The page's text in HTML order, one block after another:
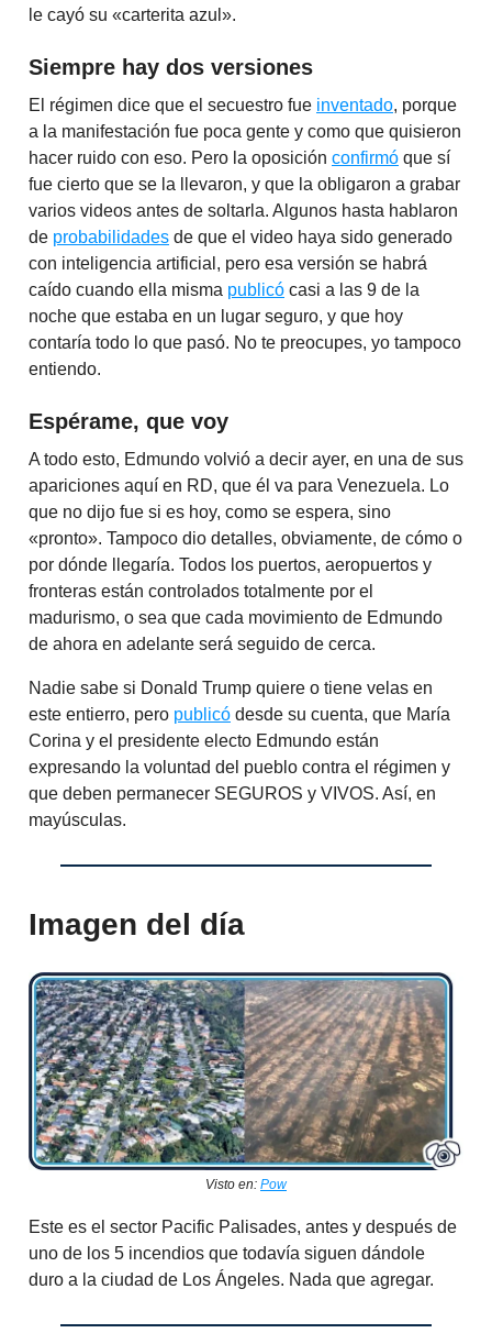
le cayó su «carterita azul».
Siempre hay dos versiones
El régimen dice que el secuestro fue inventado, porque
a la manifestación fue poca gente y como que quisieron
hacer ruido con eso. Pero la oposición confirmó que sí
fue cierto que se la llevaron, y que la obligaron a grabar
varios videos antes de soltarla. Algunos hasta hablaron
de probabilidades de que el video haya sido generado
con inteligencia artificial, pero esa versión se habrá
caído cuando ella misma publicó casi a las 9 de la
noche que estaba en un lugar seguro, y que hoy
contaría todo lo que pasó. No te preocupes, yo tampoco
entiendo.
Espérame, que voy
A todo esto, Edmundo volvió a decir ayer, en una de sus
apariciones aquí en RD, que él va para Venezuela. Lo
que no dijo fue si es hoy, como se espera, sino
«pronto». Tampoco dio detalles, obviamente, de cómo o
por dónde llegaría. Todos los puertos, aeropuertos y
fronteras están controlados totalmente por el
madurismo, o sea que cada movimiento de Edmundo
de ahora en adelante será seguido de cerca.
Nadie sabe si Donald Trump quiere o tiene velas en
este entierro, pero publicó desde su cuenta, que María
Corina y el presidente electo Edmundo están
expresando la voluntad del pueblo contra el régimen y
que deben permanecer SEGUROS y VIVOS. Así, en
mayúsculas.
Imagen del día
Visto en: Pow
Este es el sector Pacific Palisades, antes y después de
uno de los 5 incendios que todavía siguen dándole
duro a la ciudad de Los Ángeles. Nada que agregar.